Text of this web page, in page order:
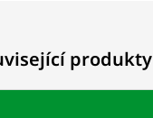
produkty